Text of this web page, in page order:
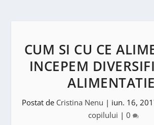
CUM SI CU CE
INCEPEM
Postat de Cristina Nenu | iun. 16,
copilului | 0